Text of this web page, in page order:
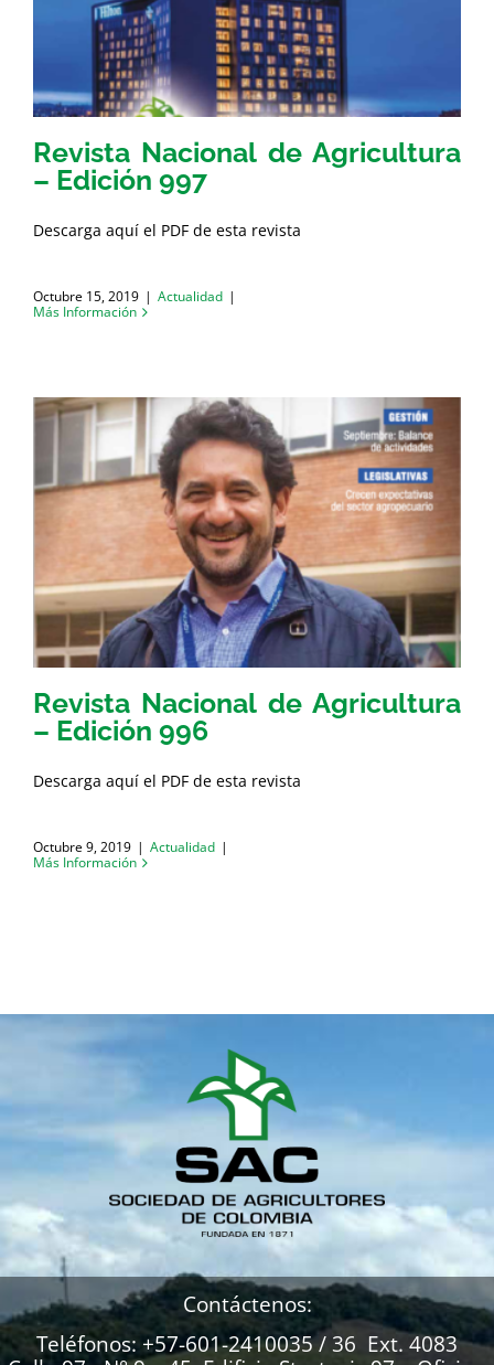
Revista Nacional de Agricultura
– Edición 997
Descarga aquí el PDF de esta revista
Octubre 15, 2019 | Actualidad |
Más Información
Revista Nacional de Agricultura
– Edición 996
Descarga aquí el PDF de esta revista
Octubre 9, 2019 | Actualidad |
Más Información
Contáctenos:
Teléfonos: +57-601-2410035 / 36 Ext. 4083